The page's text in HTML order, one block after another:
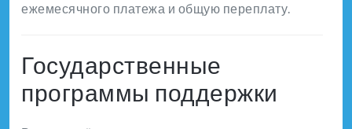
ежемесячного платежа и общую переплату.
Государственные
программы поддержки